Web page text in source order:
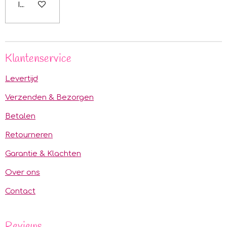
In winkelwagen
Klantenservice
Levertijd
Verzenden & Bezorgen
Betalen
Retourneren
Garantie & Klachten
Over ons
Contact